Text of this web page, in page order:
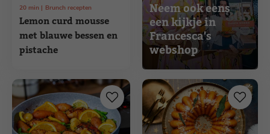
Lemon curd mousse
met blauwe bessen en
pistache
20 min Brunch recepten
Neem ook eens
een kijkje in
Francesca's
webshop